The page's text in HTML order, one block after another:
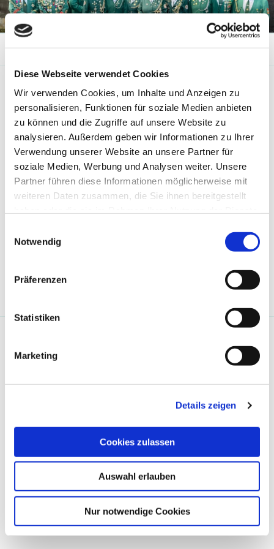
Diese Webseite verwendet Cookies
Wir verwenden Cookies, um Inhalte und Anzeigen zu
personalisieren, Funktionen für soziale Medien anbieten
zu können und die Zugriffe auf unsere Website zu
analysieren. Außerdem geben wir Informationen zu Ihrer
Verwendung unserer Website an unsere Partner für
soziale Medien, Werbung und Analysen weiter. Unsere
Partner führen diese Informationen möglicherweise mit
weiteren Daten zusammen, die Sie ihnen bereitgestellt
Notwendig
Präferenzen
Statistiken
Marketing
Details zeigen
Cookies zulassen
Auswahl erlauben
Nur notwendige Cookies
Zum
Inhalt
springen
Menü
HAFTUNGSAUSSCHLUSS (DISCLAIMER)
Wir betonen hiermit ausdrücklich, dass wir uns von
den Inhalten aller die Domain „www.sportschuetzen-
uelsen.de“ verlassenden Links (externe Links)
distanzieren. Wir haben keinen Einfluss auf die
Gestaltung und Inhalte der gelinkten Seiten und
machen uns deren Inhalte nicht zu eigen. Ausnahmen
dessen Inhalt hiermit als von dieser Domain
übernommen deklariert wird. Ferner gilt für diese
Sinne von §5 III TDG zu verstehen ist.